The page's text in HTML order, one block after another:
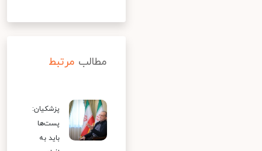
مطالب مرتبط
پزشکیان:
پست‌ها
باید به